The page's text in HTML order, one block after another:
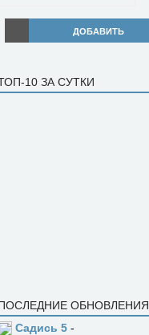
ДОБАВИТЬ
10 ЗА СУТКИ
ОБНОВЛЕНИЯ
Садись 5 -